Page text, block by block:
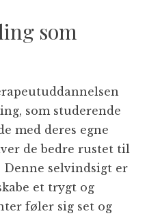
som
som studerende
med deres egne
de bedre rustet til
Denne selvindsigt er
et trygt og
føler sig set og